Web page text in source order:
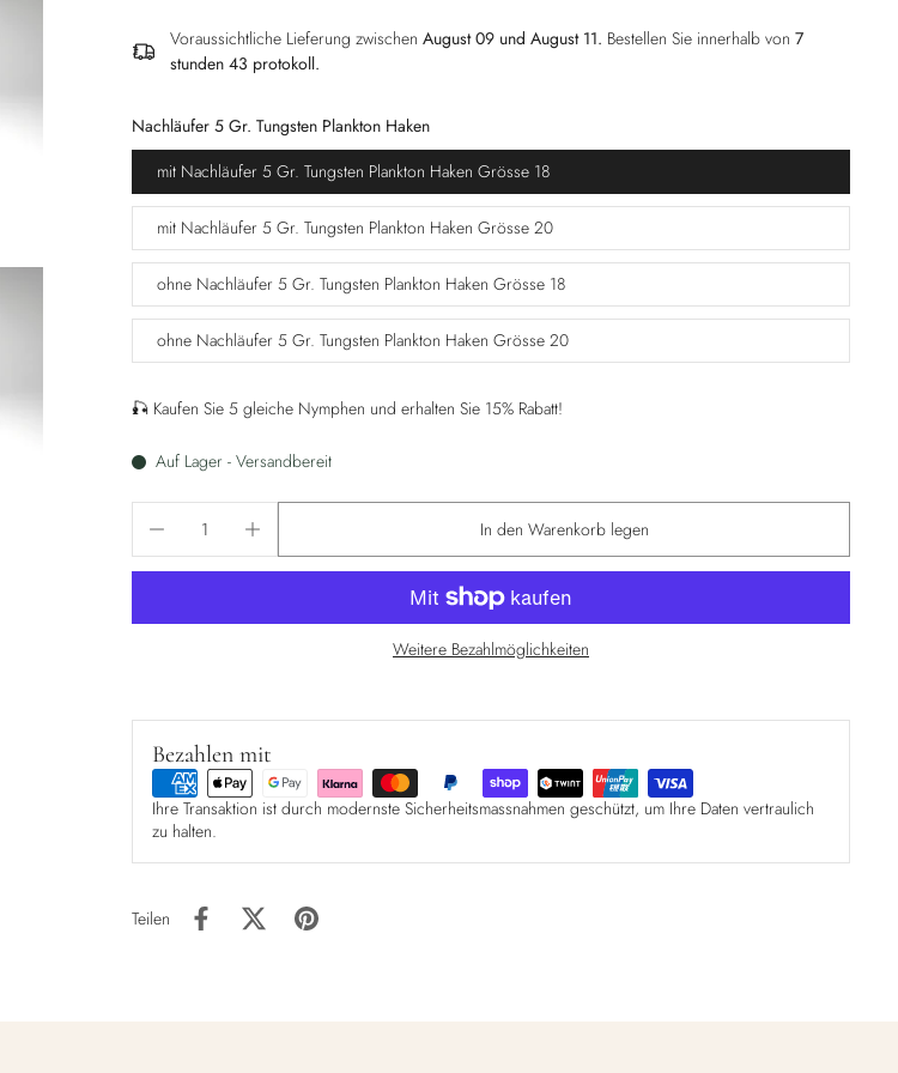
Voraussichtliche Lieferung zwischen August 09 und August 11. Bestellen Sie innerhalb von 7
stunden 43 protokoll.
Nachläufer 5 Gr. Tungsten Plankton Haken
mit Nachläufer 5 Gr. Tungsten Plankton Haken Grösse 18
mit Nachläufer 5 Gr. Tungsten Plankton Haken Grösse 20
ohne Nachläufer 5 Gr. Tungsten Plankton Haken Grösse 18
ohne Nachläufer 5 Gr. Tungsten Plankton Haken Grösse 20
🎣 Kaufen Sie 5 gleiche Nymphen und erhalten Sie 15% Rabatt!
Auf Lager - Versandbereit
In den Warenkorb legen
Weitere Bezahlmöglichkeiten
Bezahlen mit
Ihre Transaktion ist durch modernste Sicherheitsmassnahmen geschützt, um Ihre Daten vertraulich
zu halten.
Teilen